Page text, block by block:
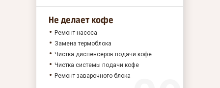
Не делает кофе
Ремонт насоса
Замена термоблока
Чистка диспенсеров подачи кофе
Чистка системы подачи кофе
Ремонт заварочного блока